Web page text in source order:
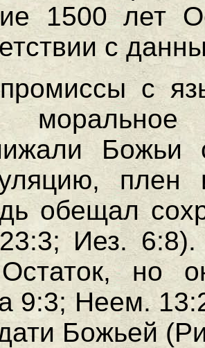
1500 лет
с
с
плен
обещал
Иез.
Остаток, но
9:3; Неем.
Божьей